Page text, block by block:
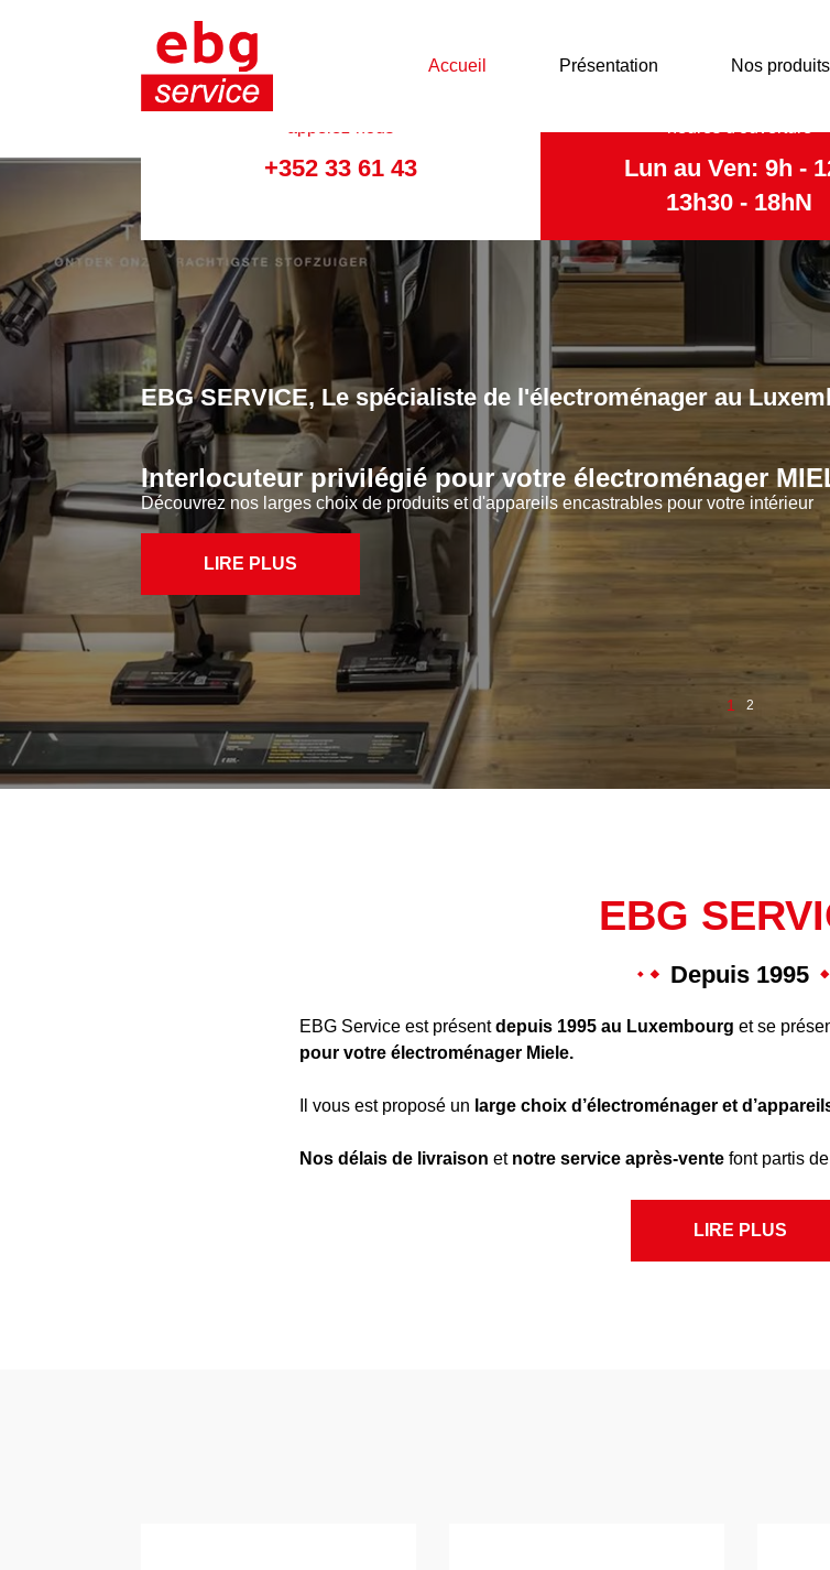
Accueil Présentation Nos produits
+352 33 61 43
Lun au Ven: 9h -
13h30 - 18hN
1 2
Nombreux sont les clients qui font confiance à EBG Service
produits Miele pour les accompagner dans leur quotidien!
Lave-linge, sèche-linge, réfrigérateur, congélateur, cave à vin,
repasser, produits d’entretien divers et accessoires…
LIRE PLUS
EBG
Depuis 1995
EBG Service est présentdepuis 1995 au Luxembourg et se
pour votre électroménager Miele.
Il vous est proposé un large choix d’électroménager et
Nos délais de livraison et notre service après-vente font partis
LIRE PLUS